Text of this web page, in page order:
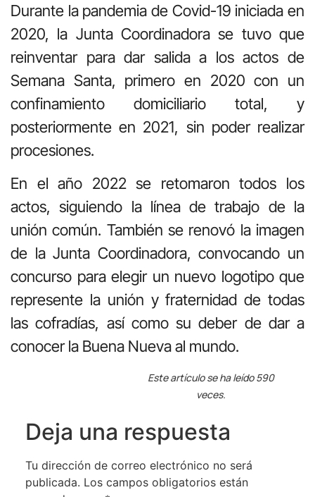
Durante la pandemia de Covid-19 iniciada en
2020, la Junta Coordinadora se tuvo que
reinventar para dar salida a los actos de
Semana Santa, primero en 2020 con un
confinamiento domiciliario total, y
posteriormente en 2021, sin poder realizar
procesiones.
En el año 2022 se retomaron todos los
actos, siguiendo la línea de trabajo de la
unión común. También se renovó la imagen
de la Junta Coordinadora, convocando un
concurso para elegir un nuevo logotipo que
represente la unión y fraternidad de todas
las cofradías, así como su deber de dar a
conocer la Buena Nueva al mundo.
Este artículo se ha leído 590
veces.
Deja una respuesta
Tu dirección de correo electrónico no será
publicada. Los campos obligatorios están